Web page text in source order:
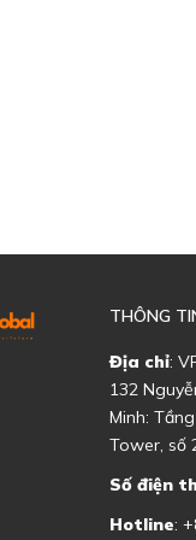
THÔNG
Địa chỉ:
132
Minh:
Tower, số
Số điện
Hotline: